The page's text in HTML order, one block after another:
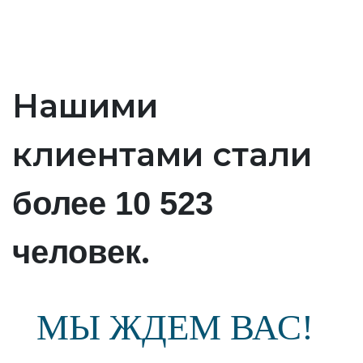
Нашими
клиентами стали
более 10 523
человек.
МЫ ЖДЕМ ВАС!